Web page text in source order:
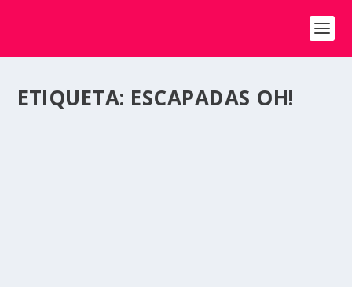
ETIQUETA: ESCAPADAS OH!